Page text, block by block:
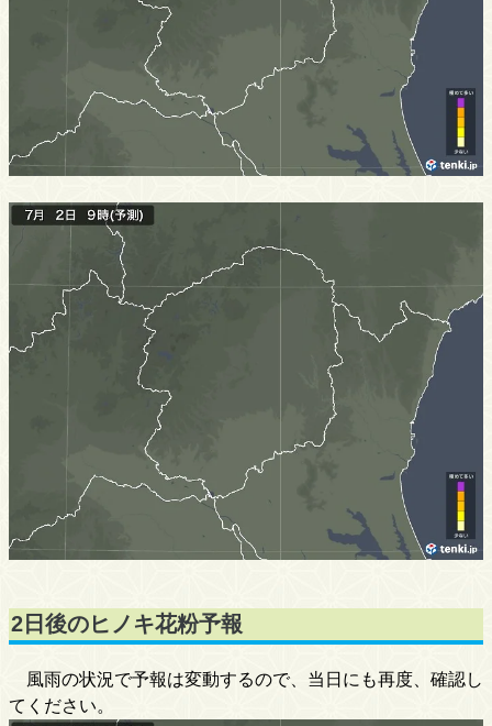
2日後のヒノキ花粉予報
風雨の状況で予報は変動するので、当日にも再度、確認し
てください。